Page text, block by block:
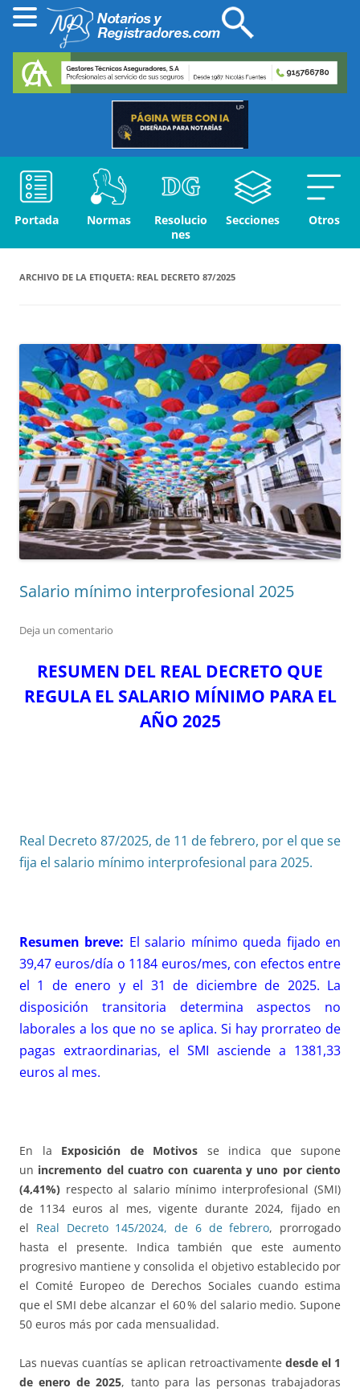
Portada Normas
Resolucio
nes
Secciones Otros
ARCHIVO DE LA ETIQUETA: REAL DECRETO 87/2025
Salario mínimo interprofesional 2025
Deja un comentario
RESUMEN DEL REAL DECRETO QUE
REGULA EL SALARIO MÍNIMO PARA EL
AÑO 2025
Real Decreto 87/2025, de 11 de febrero, por el que se
fija el salario mínimo interprofesional para 2025.
Resumen breve: El salario mínimo queda fijado en
39,47 euros/día o 1184 euros/mes, con efectos entre
el 1 de enero y el 31 de diciembre de 2025. La
disposición transitoria determina aspectos no
laborales a los que no se aplica. Si hay prorrateo de
pagas extraordinarias, el SMI asciende a 1381,33
euros al mes.
En la Exposición de Motivos se indica que supone
un incremento del cuatro con cuarenta y uno por ciento
(4,41%) respecto al salario mínimo interprofesional (SMI)
de 1134 euros al mes, vigente durante 2024, fijado en
el Real Decreto 145/2024, de 6 de febrero, prorrogado
hasta el presente. Indica también que este aumento
progresivo mantiene y consolida el objetivo establecido por
el Comité Europeo de Derechos Sociales cuando estima
que el SMI debe alcanzar el 60 % del salario medio. Supone
50 euros más por cada mensualidad.
Las nuevas cuantías se aplican retroactivamente desde el 1
de enero de 2025, tanto para las personas trabajadoras